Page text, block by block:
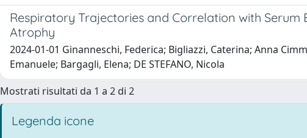
Respiratory Trajectories and Correlation with
Atrophy
2024-01-01 Ginanneschi, Federica; Bigliazzi, Caterina; Anna
Emanuele; Bargagli, Elena; DE STEFANO, Nicola
Mostrati risultati da 1 a 2 di 2
Legenda icone